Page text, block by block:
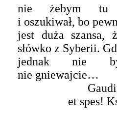
nie żebym tu
i oszukiwał, bo
jest duża
słówko z Syberii.
jednak nie
nie gniewajcie…
et spes!